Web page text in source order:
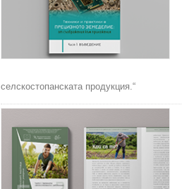
селскостопанската продукция.“